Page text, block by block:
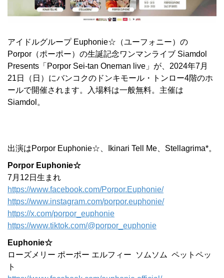
アイドルグループ Euphonie☆（ユーフォニー）の
Porpor（ポーポー）の生誕記念ワンマンライブ Siamdol
Presents「Porpor Sei-tan Oneman live」が、2024年7月
21日（日）にバンコクのドンキモール・トンロー4階のホ
ールで開催されます。入場料は一般無料。主催は
Siamdol。
出演はPorpor Euphonie☆、Ikinari Tell Me、Stellagrima*。
Porpor Euphonie☆
7月12日生まれ
https://www.facebook.com/Porpor.Euphonie/
https://www.instagram.com/porpor.euphonie/
https://x.com/porpor_euphonie
https://www.tiktok.com/@porpor_euphonie
Euphonie☆
ローズメリー ポーポー エルフィー ソムソム ペットペッ
ト